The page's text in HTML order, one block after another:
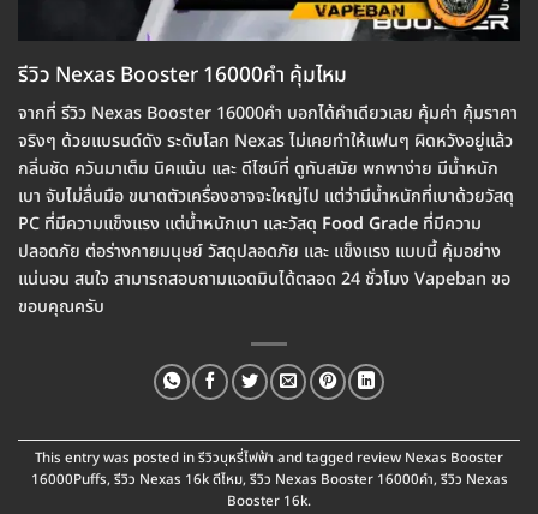
รีวิว Nexas Booster 16000คำ คุ้มไหม
จากที่ รีวิว Nexas Booster 16000คำ บอกได้คำเดียวเลย คุ้มค่า คุ้มราคา
จริงๆ ด้วยแบรนด์ดัง ระดับโลก Nexas ไม่เคยทำให้แฟนๆ ผิดหวังอยู่แล้ว
กลิ่นชัด ควันมาเต็ม นิคแน้น และ ดีไซน์ที่ ดูทันสมัย พกพาง่าย มีน้ำหนัก
เบา จับไม่ลื่นมือ ขนาดตัวเครื่องอาจจะใหญ่ไป แต่ว่ามีน้ำหนักที่เบาด้วยวัสดุ
PC ที่มีความแข็งแรง แต่น้ำหนักเบา และวัสดุ Food Grade ที่มีความ
ปลอดภัย ต่อร่างกายมนุษย์ วัสดุปลอดภัย และ แข็งแรง แบบนี้ คุ้มอย่าง
แน่นอน สนใจ สามารถสอบถามแอดมินได้ตลอด 24 ชั่วโมง Vapeban ขอ
ขอบคุณครับ
This entry was posted inรีวิวบุหรี่ไฟฟ้า and tagged review Nexas Booster
16000Puffs, รีวิว Nexas 16k ดีไหม, รีวิว Nexas Booster 16000คำ, รีวิว Nexas
Booster 16k.